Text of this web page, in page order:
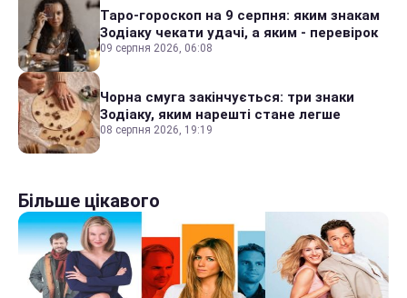
Таро-гороскоп на 9 серпня: яким знакам
Зодіаку чекати удачі, а яким - перевірок
09 серпня 2026, 06:08
Чорна смуга закінчується: три знаки
Зодіаку, яким нарешті стане легше
08 серпня 2026, 19:19
Більше цікавого